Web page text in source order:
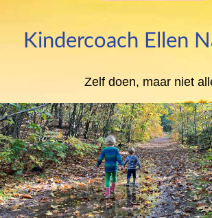
Kindercoach Ellen
Zelf doen, maar niet